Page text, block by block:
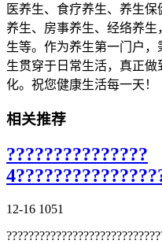
医养生、食疗养生、养生
养生、房事养生、经络养
生等。作为养生第一门户
生贯穿于日常生活，真正
化。祝您健康生活每一天！
相关推荐
???????????????
12-16 1051